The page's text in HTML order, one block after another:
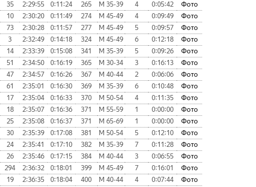
35 2:29:55 0:11:24 265 М 35-39 4 0:05:42
Фото
10 2:30:20 0:11:49 274 М 45-49 4 0:09:49
Фото
73 2:30:28 0:11:57 277 М 45-49 5 0:09:57
Фото
3 2:32:49 0:14:18 324 М 45-49 6 0:12:18
Фото
14 2:33:39 0:15:08 341 М 35-39 5 0:09:26
Фото
51 2:34:50 0:16:19 365 М 30-34 3 0:16:13
Фото
47 2:34:57 0:16:26 367 М 40-44 2 0:06:06
Фото
61 2:35:01 0:16:30 369 М 35-39 6 0:10:48
Фото
17 2:35:04 0:16:33 370 М 50-54 4 0:11:35
Фото
18 2:35:07 0:16:36 371 М 55-59 1 0:00:00
Фото
25 2:35:08 0:16:37 371 М 65-69 1 0:00:00
Фото
30 2:35:39 0:17:08 381 М 50-54 5 0:12:10
Фото
24 2:35:41 0:17:10 382 М 35-39 7 0:11:28
Фото
26 2:35:46 0:17:15 384 М 40-44 3 0:06:55
Фото
294 2:36:32 0:18:01 399 М 45-49 7 0:16:01
Фото
19 2:36:35 0:18:04 400 М 40-44 4 0:07:44
Фото